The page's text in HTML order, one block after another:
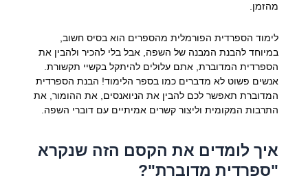
מהזמן.
לימוד הספרדית הפורמלית מהספרים הוא בסיס חשוב,
במיוחד להבנת המבנה של השפה, אבל בלי להכיר ולהבין את
הספרדית המדוברת, אתם עלולים להיתקל בקשיי תקשורת.
אנשים פשוט לא מדברים כמו בספר הלימוד! הבנת הספרדית
המדוברת תאפשר לכם להבין את הניואנסים, את ההומור, את
התרבות המקומית וליצור קשרים אמיתיים עם דוברי השפה.
איך לומדים את הקסם הזה שנקרא
"ספרדית מדוברת"?